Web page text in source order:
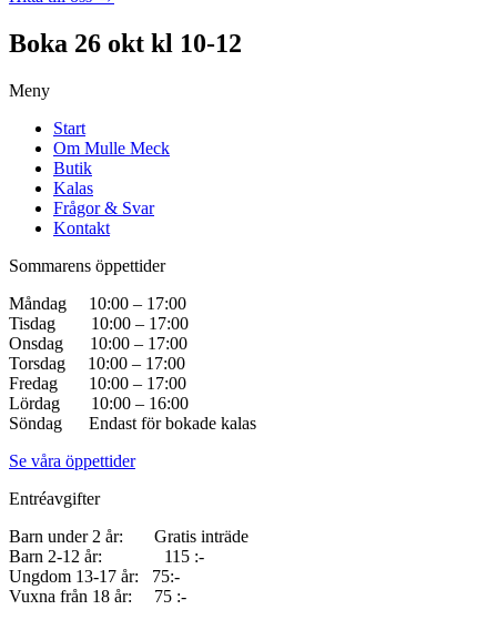
Boka 26 okt kl 10-12
Meny
Start
Om Mulle Meck
Butik
Kalas
Frågor & Svar
Kontakt
Sommarens öppettider
Måndag 10:00 – 17:00
Tisdag 10:00 – 17:00
Onsdag 10:00 – 17:00
Torsdag 10:00 – 17:00
Fredag 10:00 – 17:00
Lördag 10:00 – 16:00
Söndag Endast för bokade kalas
Se våra öppettider
Entréavgifter
Barn under 2 år: Gratis inträde
Barn 2-12 år: 115 :-
Ungdom 13-17 år: 75:-
Vuxna från 18 år: 75 :-